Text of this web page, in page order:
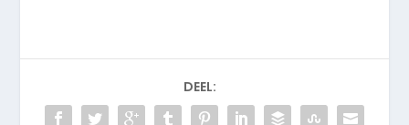
DEEL: